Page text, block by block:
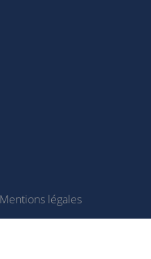
Mentions légales